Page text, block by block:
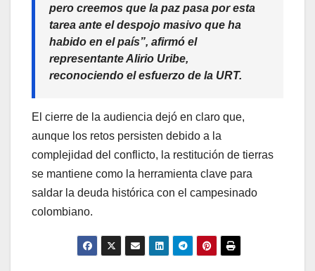
pero creemos que la paz pasa por esta
tarea ante el despojo masivo que ha
habido en el país”, afirmó el
representante Alirio Uribe,
reconociendo el esfuerzo de la URT.
El cierre de la audiencia dejó en claro que,
aunque los retos persisten debido a la
complejidad del conflicto, la restitución de tierras
se mantiene como la herramienta clave para
saldar la deuda histórica con el campesinado
colombiano.